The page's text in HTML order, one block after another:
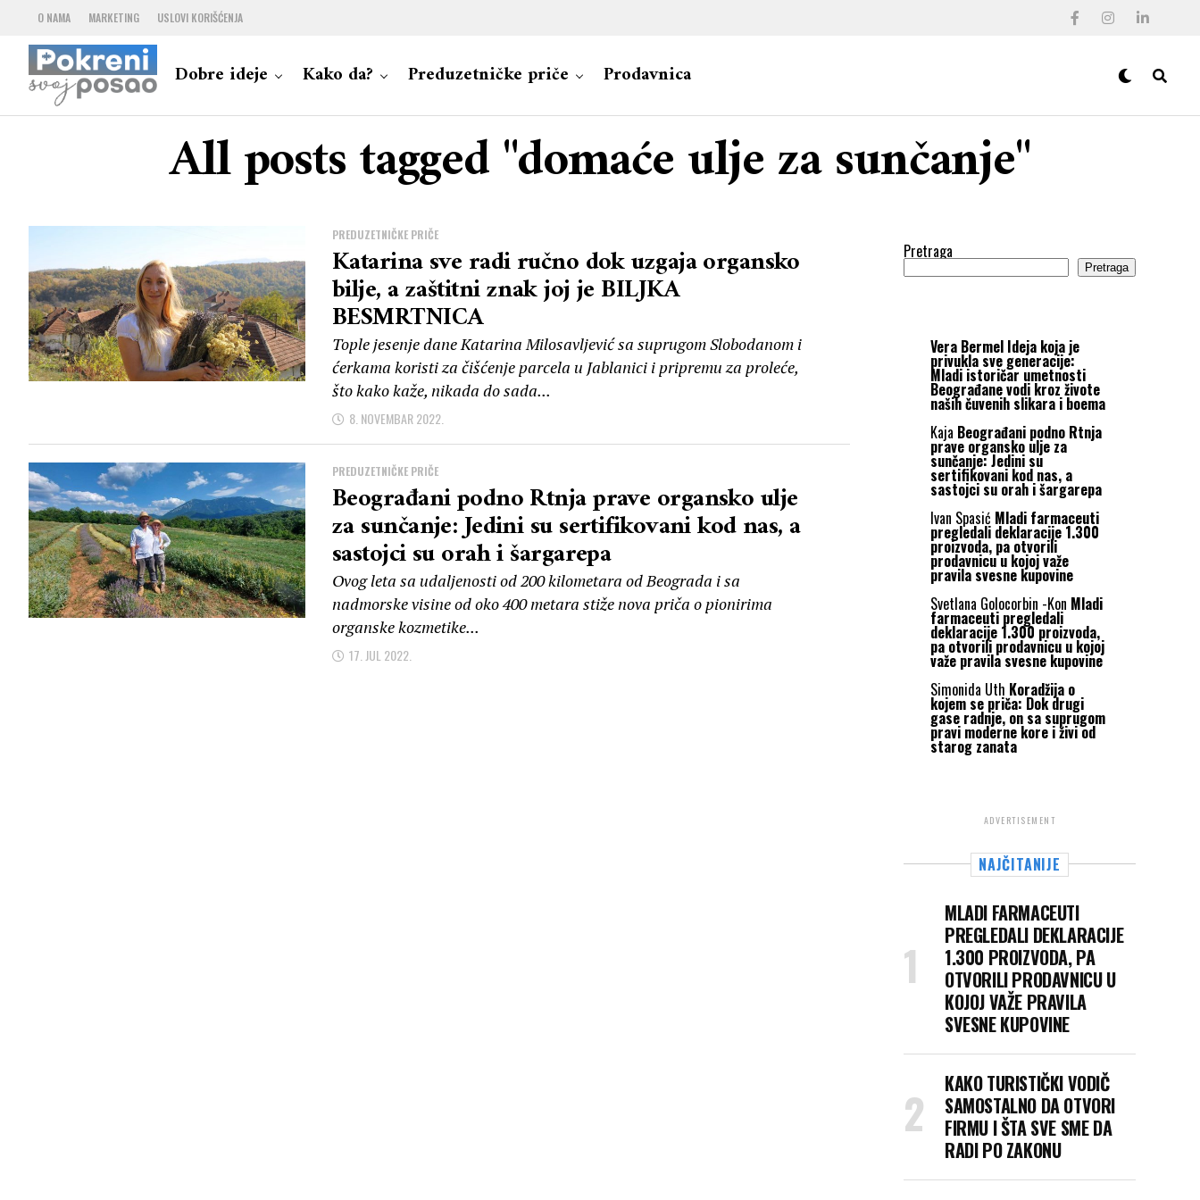
O NAMA MARKETING USLOVI KORIŠĆENJA
Dobre ideje Kako da? Preduzetničke priče Prodavnica
All posts tagged "domaće ulje za sunčanje"
PREDUZETNIČKE PRIČE
Katarina sve radi ručno dok uzgaja organsko
bilje, a zaštitni znak joj je BILJKA
BESMRTNICA
Tople jesenje dane Katarina Milosavljević sa suprugom Slobodanom i
ćerkama koristi za čišćenje parcela u Jablanici i pripremu za proleće,
što kako kaže, nikada do sada...
8. NOVEMBAR 2022.
PREDUZETNIČKE PRIČE
Beograđani podno Rtnja prave organsko ulje
za sunčanje: Jedini su sertifikovani kod nas, a
sastojci su orah i šargarepa
Ovog leta sa udaljenosti od 200 kilometara od Beograda i sa
nadmorske visine od oko 400 metara stiže nova priča o pionirima
organske kozmetike...
17. JUL 2022.
Pretraga
Pretraga
Vera Bermel Ideja koja je
privukla sve generacije:
Mladi istoričar umetnosti
Beograđane vodi kroz živote
naših čuvenih slikara i boema
Kaja Beograđani podno Rtnja
prave organsko ulje za
sunčanje: Jedini su
sertifikovani kod nas, a
sastojci su orah i šargarepa
Ivan Spasić Mladi farmaceuti
pregledali deklaracije 1.300
proizvoda, pa otvorili
prodavnicu u kojoj važe
pravila svesne kupovine
Svetlana Golocorbin -Kon Mladi
farmaceuti pregledali
deklaracije 1.300 proizvoda,
pa otvorili prodavnicu u kojoj
važe pravila svesne kupovine
Simonida Uth Koradžija o
kojem se priča: Dok drugi
gase radnje, on sa suprugom
pravi moderne kore i živi od
starog zanata
ADVERTISEMENT
NAJČITANIJE
MLADI FARMACEUTI
PREGLEDALI DEKLARACIJE
1.300 PROIZVODA, PA
OTVORILI PRODAVNICU U
KOJOJ VAŽE PRAVILA
SVESNE KUPOVINE
KAKO TURISTIČKI VODIČ
SAMOSTALNO DA OTVORI
FIRMU I ŠTA SVE SME DA
RADI PO ZAKONU